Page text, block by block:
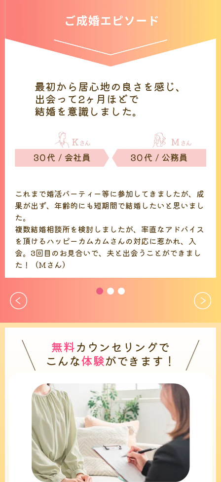
最初から居心地の良さを感じ、
出会って2ヶ月ほどで
結婚を意識しました。
これまで婚活パーティー等に参加してきましたが、成
果が出ず、年齢的にも短期間で結婚したいと思いまし
た。
複数結婚相談所を検討しましたが、率直なアドバイス
を頂けるハッピーカムカムさんの対応に惹かれ、入
会。3回目のお見合いで、夫と出会うことができまし
た！（Mさん）
無料カウンセリングで
こんな体験ができます！